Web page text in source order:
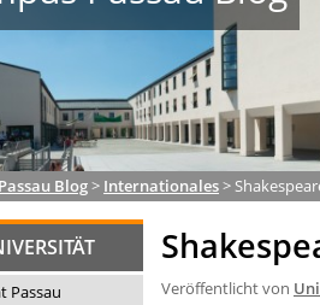
Blog> Internationales>
Passau
Veröffentlicht von